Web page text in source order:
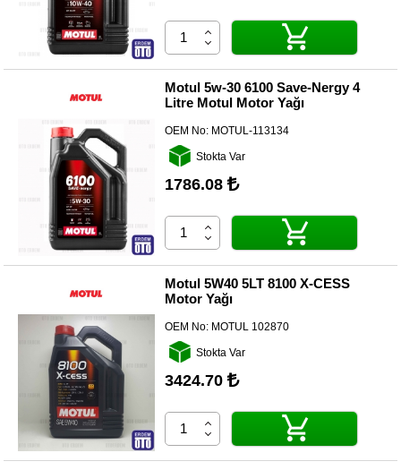
Silecek
Yedekleri
Sanroof
Parçaları
Markalar
Yağları
Motul 5w-30 6100 Save-Nergy 4
Litre Motul Motor Yağı
OEM No: MOTUL-113134
Stokta Var
1786.08
Motul 5W40 5LT 8100 X-CESS
Motor Yağı
OEM No: MOTUL 102870
Stokta Var
3424.70